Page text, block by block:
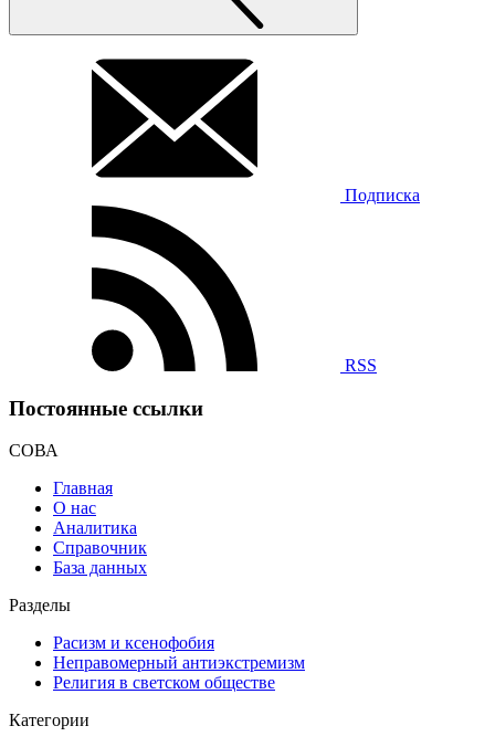
Подписка
RSS
Постоянные ссылки
СОВА
Главная
О нас
Аналитика
Справочник
База данных
Разделы
Расизм и ксенофобия
Неправомерный антиэкстремизм
Религия в светском обществе
Категории